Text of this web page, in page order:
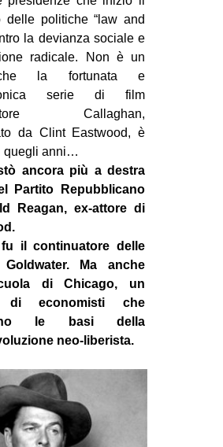
delle politiche “law and
la devianza sociale e
radicale. Non è un
la fortunata e
serie di film
Callaghan,
da Clint Eastwood, è
quegli anni…
ancora più a destra
Partito Repubblicano
Reagan, ex-attore di
fu il continuatore delle
Ma anche
di Chicago, un
di economisti che
le basi della
neo-liberista.